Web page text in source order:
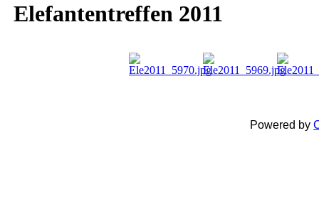
Elefantentreffen 2011
Powered by